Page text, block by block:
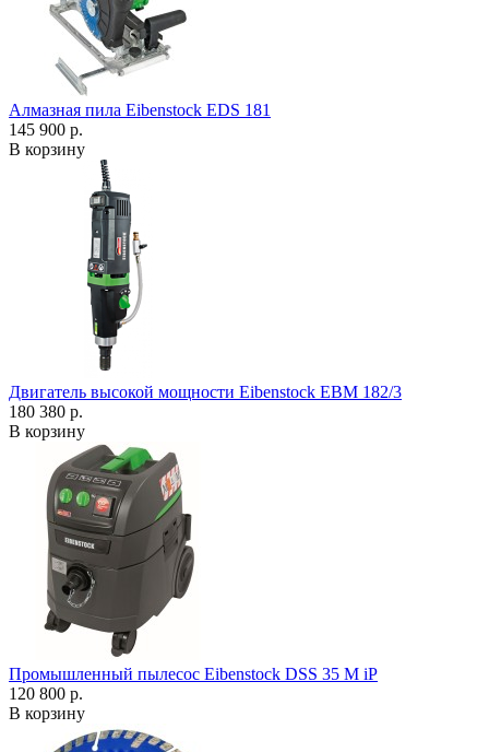
Алмазная пила Eibenstock EDS 181
145 900 р.
В корзину
Двигатель высокой мощности Eibenstock EBM 182/3
180 380 р.
В корзину
Промышленный пылесос Eibenstock DSS 35 M iP
120 800 р.
В корзину